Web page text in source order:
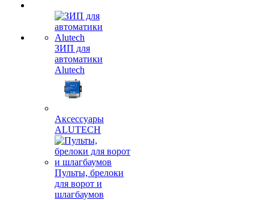
ЗИП для
автоматики
Alutech
Аксессуары
ALUTECH
Пульты, брелоки
для ворот и
шлагбаумов